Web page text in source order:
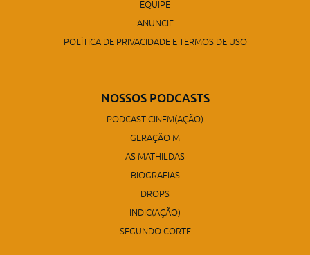
EQUIPE
ANUNCIE
POLÍTICA DE PRIVACIDADE E TERMOS DE USO
NOSSOS PODCASTS
PODCAST CINEM(AÇÃO)
GERAÇÃO M
AS MATHILDAS
BIOGRAFIAS
DROPS
INDIC(AÇÃO)
SEGUNDO CORTE